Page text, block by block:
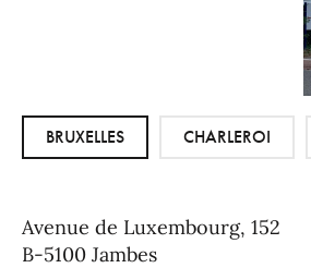
BRUXELLES CHARLEROI
Avenue de Luxembourg, 152
B-5100 Jambes